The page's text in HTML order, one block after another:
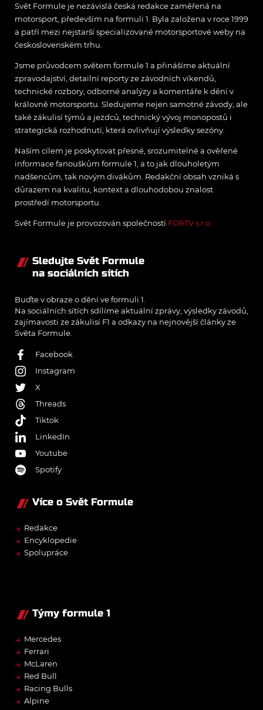
Svět Formule je nezávislá česká redakce zaměřená na
motorsport, především na formuli 1. Byla založena v roce 1999
a patří mezi nejstarší specializované motorsportové weby na
československém trhu.
Jsme průvodcem světem formule 1 a přinášíme aktuální
zpravodajství, detailní reporty ze závodních víkendů,
technické rozbory, odborné analýzy a komentáře k dění v
královně motorsportu. Sledujeme nejen samotné závody, ale
také zákulisí týmů a jezdců, technický vývoj monopostů i
strategická rozhodnutí, která ovlivňují výsledky sezóny.
Naším cílem je poskytovat přesné, srozumitelné a ověřené
informace fanouškům formule 1, a to jak dlouholetým
nadšencům, tak novým divákům. Redakční obsah vzniká s
důrazem na kvalitu, kontext a dlouhodobou znalost
prostředí motorsportu.
Svět Formule je provozován společností FORTV s.r.o.
Sledujte Svět Formule
na sociálních sítích
Buďte v obraze o dění ve formuli 1.
Na sociálních sítích sdílíme aktuální zprávy, výsledky závodů,
zajímavosti ze zákulisí F1 a odkazy na nejnovější články ze
Světa Formule.
Facebook
Instagram
X
Threads
Tiktok
LinkedIn
Youtube
Spotify
Více o Svět Formule
→ Redakce
→ Encyklopedie
→ Spolupráce
Týmy formule 1
→ Mercedes
→ Ferrari
→ McLaren
→ Red Bull
→ Racing Bulls
→ Alpine